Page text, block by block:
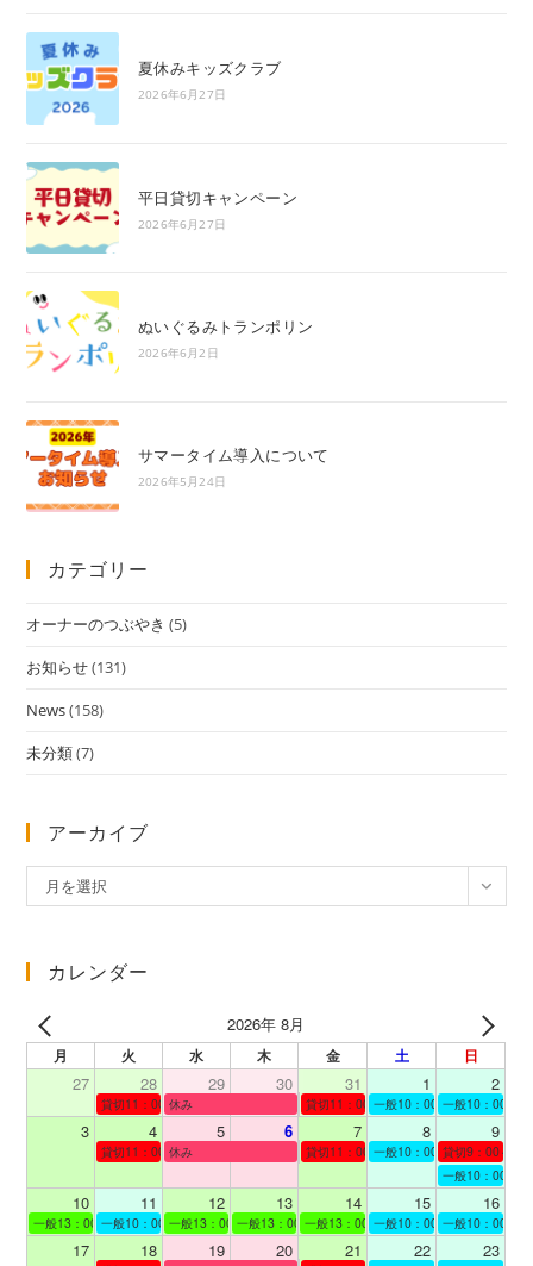
夏休みキッズクラブ
2026年6月27日
平日貸切キャンペーン
2026年6月27日
ぬいぐるみトランポリン
2026年6月2日
サマータイム導入について
2026年5月24日
カテゴリー
オーナーのつぶやき (5)
お知らせ(131)
News(158)
未分類(7)
アーカイブ
ー
イ
月を選択
カレンダー
2026年 8月
月 火 水 木 金 土 日
27 28 29 30 31 1 2
貸切11：00～12：00
休み 貸切11：00～12：00一般10：00～19：00
一般10：00～
3 4 5 6 7 8 9
貸切11：00～12：00
休み 貸切11：00～12：00一般10：00～19：00
貸切9：00～10
一般10：00～
10 11 12 13 14 15 16
一般13：00～19：00一般10：00～19：00一般13：00～19：00一般13：00～19：00一般13：00～19：00一般10：00～19：00
一般10：00～
17 18 19 20 21 22 23